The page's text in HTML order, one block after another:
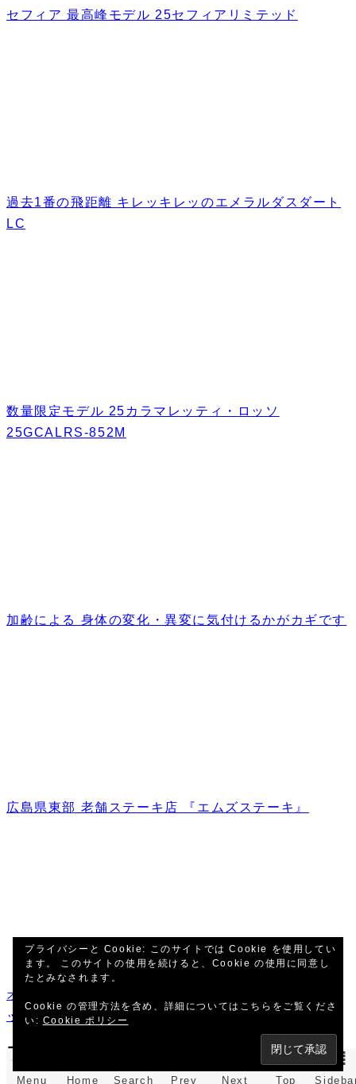
セフィア 最高峰モデル 25セフィアリミテッド
過去1番の飛距離 キレッキレッのエメラルダスダート
LC
数量限定モデル 25カラマレッティ・ロッソ
25GCALRS-852M
加齢による 身体の変化・異変に気付けるかがカギです
広島県東部 老舗ステーキ店 『エムズステーキ』
オウジファクトリーDA64W/V用 スタビリンク移設キ
ット
アーカイブ
プライバシーと Cookie: このサイトでは Cookie を使用してい
ます。 このサイトの使用を続けると、Cookie の使用に同意し
たとみなされます。
Cookie の管理方法を含め、詳細についてはこちらをご覧くださ
い: Cookie ポリシー
Menu Home Search Prev Next Top